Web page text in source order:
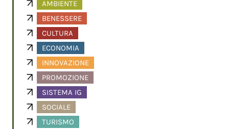
AMBIENTE
BENESSERE
CULTURA
ECONOMIA
INNOVAZIONE
PROMOZIONE
SISTEMA IG
SOCIALE
TURISMO